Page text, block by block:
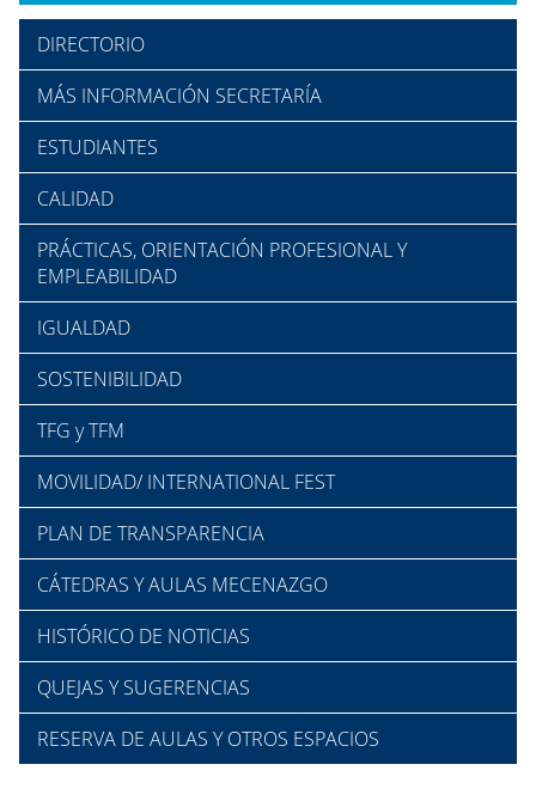
DIRECTORIO
MÁS INFORMACIÓN SECRETARÍA
ESTUDIANTES
CALIDAD
PRÁCTICAS, ORIENTACIÓN PROFESIONAL Y
EMPLEABILIDAD
IGUALDAD
SOSTENIBILIDAD
TFG y TFM
MOVILIDAD/ INTERNATIONAL FEST
PLAN DE TRANSPARENCIA
CÁTEDRAS Y AULAS MECENAZGO
HISTÓRICO DE NOTICIAS
QUEJAS Y SUGERENCIAS
RESERVA DE AULAS Y OTROS ESPACIOS